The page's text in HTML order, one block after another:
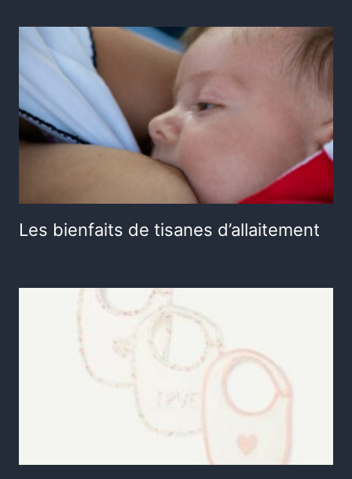
Les bienfaits de tisanes d’allaitement